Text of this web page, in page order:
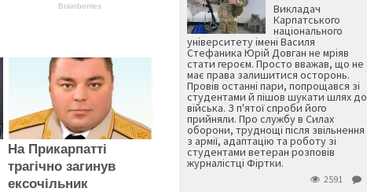
Brainberries
На Прикарпатті
трагічно загинув
ексочільник
Викладач
Карпатського
національного
університету імені Василя
Стефаника Юрій Довган не мріяв
стати героєм. Просто вважав, що не
має права залишитися осторонь.
Провів останні пари, попрощався зі
студентами й пішов шукати шлях до
війська. З п'ятої спроби його
прийняли. Про службу в Силах
оборони, труднощі після звільнення
з армії, адаптацію та роботу зі
студентами ветеран розповів
журналістці Фіртки.
2591